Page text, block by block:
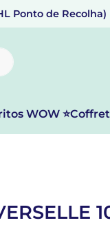
Ponto de Recolha)
WOW ⭐